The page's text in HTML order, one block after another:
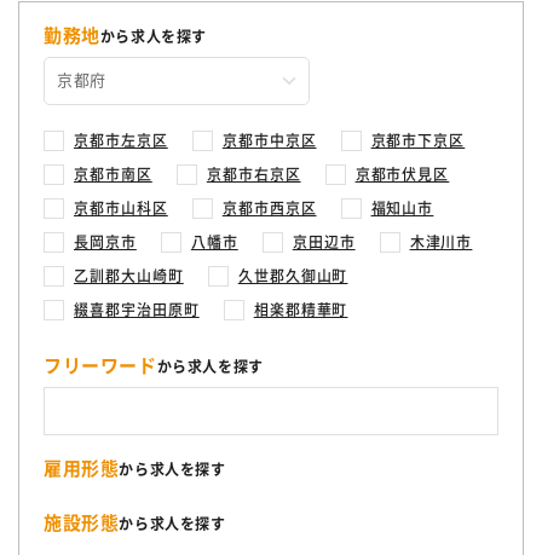
勤務地から求人を探す
京都市左京区 京都市中京区 京都市下京区
京都市南区 京都市右京区 京都市伏見区
京都市山科区 京都市西京区 福知山市
長岡京市 八幡市 京田辺市 木津川市
乙訓郡大山崎町 久世郡久御山町
綴喜郡宇治田原町 相楽郡精華町
フリーワードから求人を探す
雇用形態から求人を探す
施設形態から求人を探す